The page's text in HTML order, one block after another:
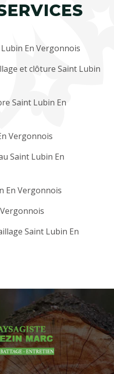
En Vergonnois
et clôture Saint Lubin
Saint Lubin En
Vergonnois
Saint Lubin En
En Vergonnois
Saint Lubin En